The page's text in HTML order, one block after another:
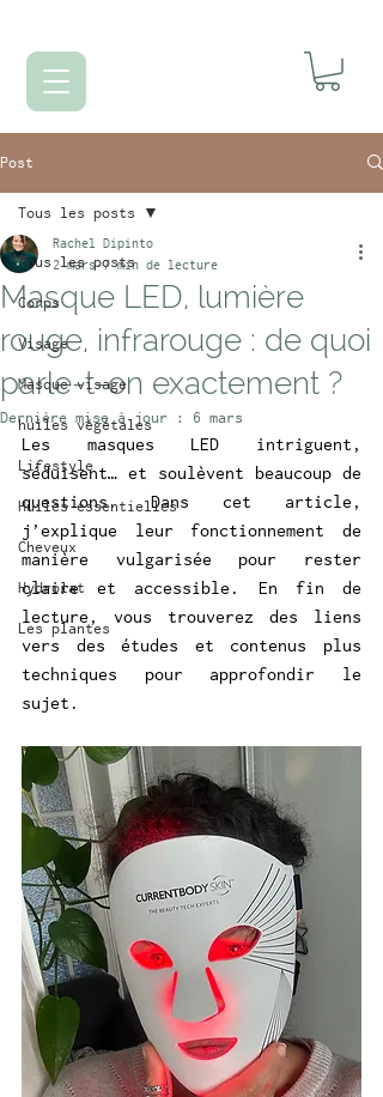
Post
Tous les posts
Corps
Visage
Masque visage
huiles végétales
Lifestyle
Huiles essentielles
Cheveux
Hydrolat
Les plantes
Tous les posts
Masque LED, lumière
rouge, infrarouge : de quoi
parle-t-on exactement ?
Rachel Dipinto
2 mars 7 min de lecture
Dernière mise à jour : 6 mars
Les masques LED intriguent,
séduisent… et soulèvent beaucoup de
questions. Dans cet article,
j’explique leur fonctionnement de
manière vulgarisée pour rester
claire et accessible. En fin de
lecture, vous trouverez des liens
vers des études et contenus plus
techniques pour approfondir le
sujet.